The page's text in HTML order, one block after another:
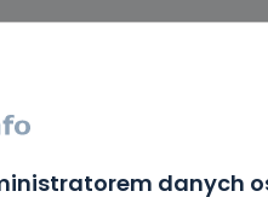
danych